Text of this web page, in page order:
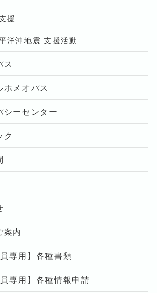
援
洋沖地震 支援活動
ス
ホメオパス
シーセンター
ク
案内
専用】各種書類
専用】各種情報申請